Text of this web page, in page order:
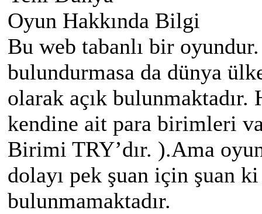
Oyun Hakkında Bilgi
Bu web tabanlı bir
bulundurmasa da dünya
olarak açık bulunmaktadır.
kendine ait para birimleri
Birimi TRY’dır. ).Ama
dolayı pek şuan için şuan
bulunmamaktadır.